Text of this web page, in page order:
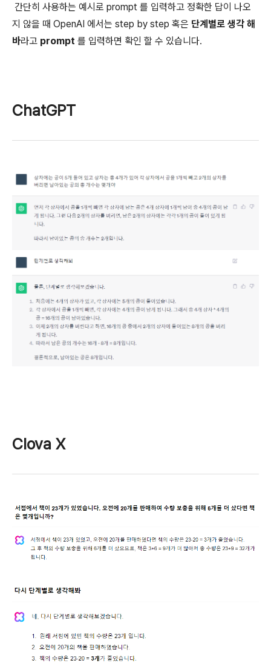
간단히 사용하는 예시로 prompt 를 입력하고 정확한 답이 나오
지 않을 때 OpenAI 에서는 step by step 혹은 단계별로 생각 해
바라고 prompt 를 입력하면 확인 할 수 있습니다.
ChatGPT
Clova X